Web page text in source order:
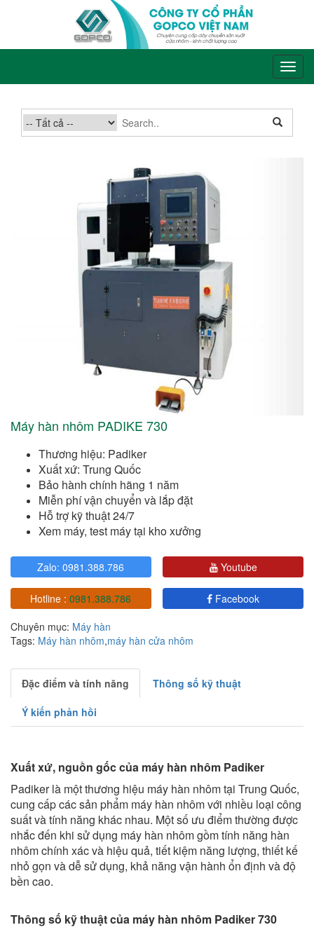
Máy hàn nhôm PADIKE 730
Thương hiệu: Padiker
Xuất xứ: Trung Quốc
Bảo hành chính hãng 1 năm
Miễn phí vận chuyển và lắp đặt
Hỗ trợ kỹ thuật 24/7
Xem máy, test máy tại kho xưởng
Zalo: 0981.388.786
Hotline :0981.388.786
Youtube
Facebook
Chuyên mục: Máy hàn
Tags: Máy hàn nhôm,máy hàn cửa nhôm
Đặc điểm và tính năng Thông số kỹ thuật
Ý kiến phản hồi
Xuất xứ, nguồn gốc của máy hàn nhôm Padiker
Padiker là một thương hiệu máy hàn nhôm tại Trung Quốc,
cung cấp các sản phẩm máy hàn nhôm với nhiều loại công
suất và tính năng khác nhau. Một số ưu điểm thường được
nhắc đến khi sử dụng máy hàn nhôm gồm tính năng hàn
nhôm chính xác và hiệu quả, tiết kiệm năng lượng, thiết kế
nhỏ gọn và dễ sử dụng, khả năng vận hành ổn định và độ
bền cao.
Thông số kỹ thuật của máy hàn nhôm Padiker 730